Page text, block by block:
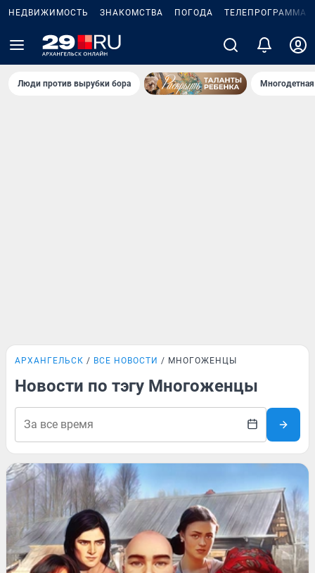
НЕДВИЖИМОСТЬ ЗНАКОМСТВА ПОГОДА ТЕЛЕПРОГРАММА
Люди против вырубки бора
АРХАНГЕЛЬСК ВСЕ НОВОСТИ МНОГОЖЕНЦЫ
Новости по тэгу Многоженцы